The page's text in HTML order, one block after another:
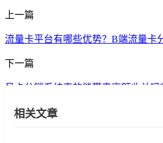
上一篇
流量卡平台有哪些优势？B端流量卡
下一篇
号卡分销系统真的能带来高额收益吗
相关文章